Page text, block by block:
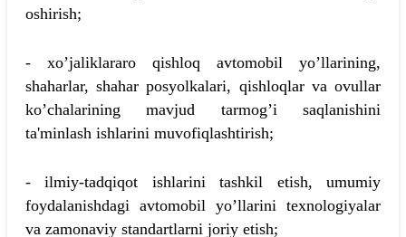
oshirish;
- xo’jaliklararo qishloq avtomobil yo’llarining,
shaharlar, shahar posyolkalari, qishloqlar va ovullar
ko’chalarining mavjud tarmog’i saqlanishini
ta'minlash ishlarini muvofiqlashtirish;
- ilmiy-tadqiqot ishlarini tashkil etish, umumiy
foydalanishdagi avtomobil yo’llarini texnologiyalar
va zamonaviy standartlarni joriy etish;